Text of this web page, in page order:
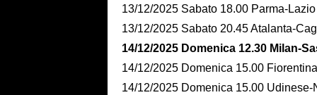
13/12/2025 Sabato 18.00 Parma-
13/12/2025 Sabato 20.45 Atalanta-
14/12/2025 Domenica 12.30 Milan-
14/12/2025 Domenica 15.00
14/12/2025 Domenica 15.00 Udinese-